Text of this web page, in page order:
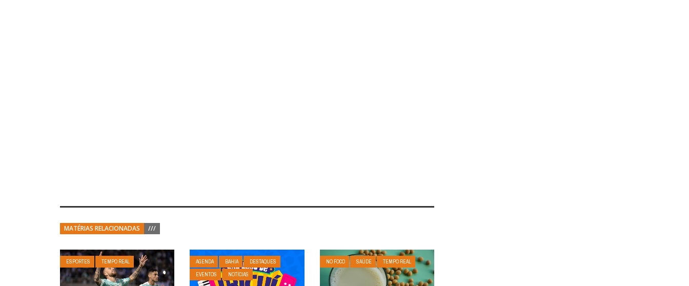
MATÉRIAS RELACIONADAS ///
ESPORTES TEMPO REAL AGENDA BAHIA
DESTAQUES
EVENTOS
NOTÍCIAS
NO FOCO SAÚDE TEMPO REAL